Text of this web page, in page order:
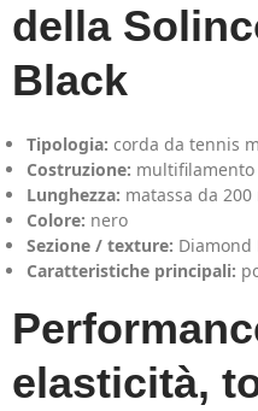
della
Black
Tipologia: corda da tennis
Costruzione: multifilamento
Lunghezza: matassa da
Colore: nero
Sezione / texture: Diamond
Caratteristiche principali:
elasticità,